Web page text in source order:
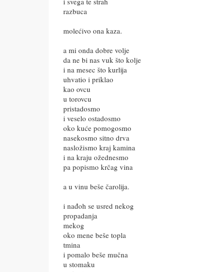
razbuca
molećivo ona kaza.
a mi onda dobre volje
da ne bi nas vuk što kolje
i na mesec što kurlija
uhvatio i priklao
kao ovcu
u torovcu
pristadosmo
i veselo ostadosmo
oko kuće pomogosmo
nasekosmo sitno drva
nasložismo kraj kamina
i na kraju ožednesmo
pa popismo krčag vina
a u vinu beše čarolija.
i nađoh se usred nekog
propadanja
mekog
oko mene beše topla
tmina
i pomalo beše mučna
u stomaku